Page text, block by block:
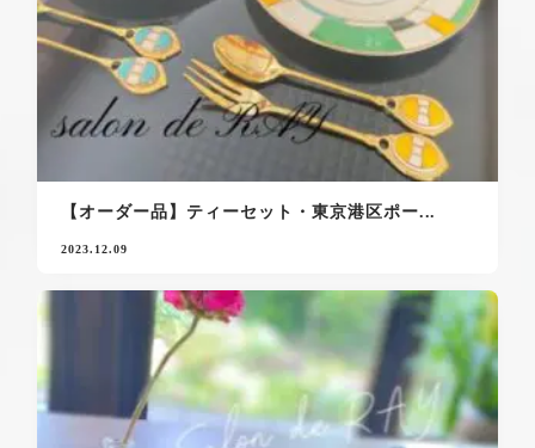
【オーダー品】ティーセット・東京港区ポー...
2023.12.09